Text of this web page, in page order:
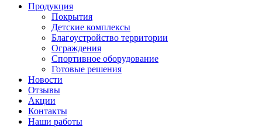
Продукция
Покрытия
Детские комплексы
Благоустройство территории
Ограждения
Спортивное оборудование
Готовые решения
Новости
Отзывы
Акции
Контакты
Наши работы